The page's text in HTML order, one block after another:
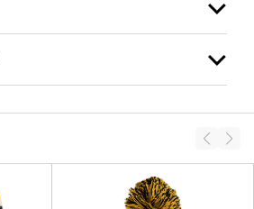
2011396